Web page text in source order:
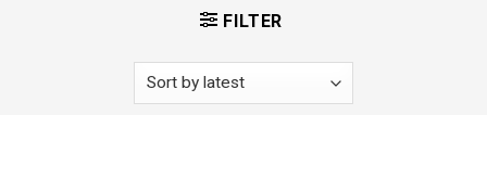
FILTER